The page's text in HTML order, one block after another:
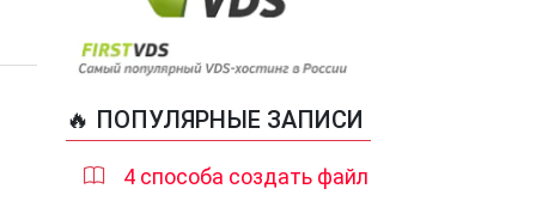
🔥 ПОПУЛЯРНЫЕ ЗАПИСИ
4 способа создать файл